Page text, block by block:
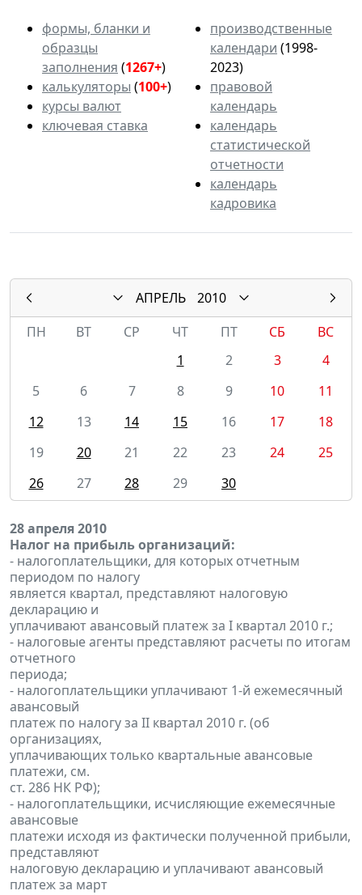
формы, бланки и
образцы
заполнения (1267+)
калькуляторы (100+)
курсы валют
ключевая ставка
производственные
календари (1998-
2023)
правовой
календарь
календарь
статистической
отчетности
календарь
кадровика
АПРЕЛЬ
2010
ПН
ВТ СР ЧТ ПТ СБ
ВС
1
2 3
4
5
6 7 8 9 10
11
12
13 14 15 16 17
18
19
20 21 22 23 24
25
26
27 28 29 30
28 апреля 2010
Налог на прибыль организаций:
- налогоплательщики, для которых отчетным
периодом по налогу
является квартал, представляют налоговую
декларацию и
уплачивают авансовый платеж за I квартал 2010 г.;
- налоговые агенты представляют расчеты по итогам
отчетного
периода;
- налогоплательщики уплачивают 1-й ежемесячный
авансовый
платеж по налогу за II квартал 2010 г. (об
организациях,
уплачивающих только квартальные авансовые
платежи, см.
ст. 286 НК РФ);
- налогоплательщики, исчисляющие ежемесячные
авансовые
платежи исходя из фактически полученной прибыли,
представляют
налоговую декларацию и уплачивают авансовый
платеж за март